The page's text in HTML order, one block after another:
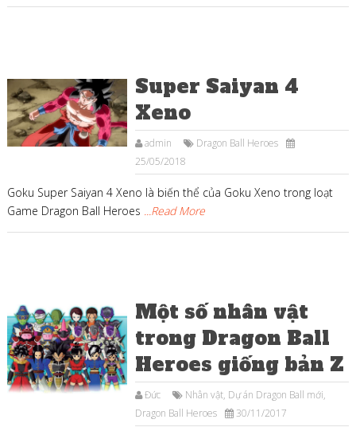
Super Saiyan 4
Xeno
admin
Dragon Ball Heroes
25/05/2018
Goku Super Saiyan 4 Xeno là biến thể của Goku Xeno trong loạt
Game Dragon Ball Heroes ...Read More
Một số nhân vật
trong Dragon Ball
Heroes giống bản Z
Đức Nhân vật, Dự án Dragon Ball mới,
Dragon Ball Heroes
30/11/2017